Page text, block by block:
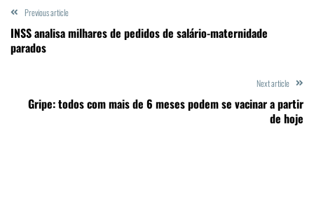
Previous article
INSS analisa milhares de pedidos de salário-maternidade
parados
Next article
Gripe: todos com mais de 6 meses podem se vacinar a partir
de hoje